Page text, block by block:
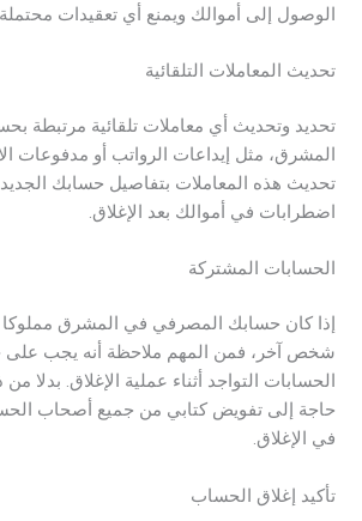
الوصول إلى أموالك ويمنع أي تعقيدات محتملة
تحديث المعاملات التلقائية
تحديد وتحديث أي معاملات تلقائية مرتبطة
المشرق، مثل إيداعات الرواتب أو مدفوعات
تحديث هذه المعاملات بتفاصيل حسابك
اضطرابات في أموالك بعد الإغلاق.
الحسابات المشتركة
إذا كان حسابك المصرفي في المشرق مملوكا
شخص آخر، فمن المهم ملاحظة أنه يجب
الحسابات التواجد أثناء عملية الإغلاق. بدلا
حاجة إلى تفويض كتابي من جميع أصحاب
في الإغلاق.
تأكيد إغلاق الحساب